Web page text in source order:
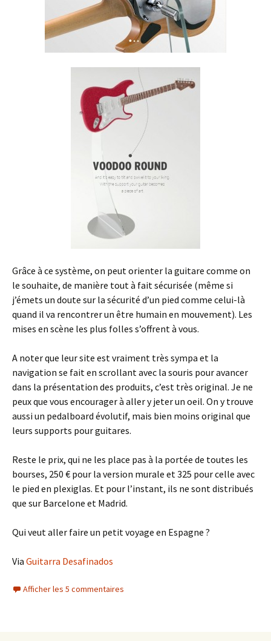
Grâce à ce système, on peut orienter la guitare comme on
le souhaite, de manière tout à fait sécurisée (même si
j’émets un doute sur la sécurité d’un pied comme celui-là
quand il va rencontrer un être humain en mouvement). Les
mises en scène les plus folles s’offrent à vous.
A noter que leur site est vraiment très sympa et la
navigation se fait en scrollant avec la souris pour avancer
dans la présentation des produits, c’est très original. Je ne
peux que vous encourager à aller y jeter un oeil. On y trouve
aussi un pedalboard évolutif, mais bien moins original que
leurs supports pour guitares.
Reste le prix, qui ne les place pas à la portée de toutes les
bourses, 250 € pour la version murale et 325 pour celle avec
le pied en plexiglas. Et pour l’instant, ils ne sont distribués
que sur Barcelone et Madrid.
Qui veut aller faire un petit voyage en Espagne ?
Via Guitarra Desafinados
Afficher les 5 commentaires